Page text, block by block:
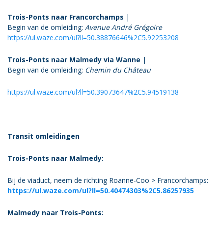
Trois-Ponts naar Francorchamps |
Begin van de omleiding: Avenue André Grégoire
https://ul.waze.com/ul?ll=50.38876646%2C5.92253208
Trois-Ponts naar Malmedy via Wanne |
Begin van de omleiding: Chemin du Château
https://ul.waze.com/ul?ll=50.39073647%2C5.94519138
Transit omleidingen
Trois-Ponts naar Malmedy:
Bij de viaduct, neem de richting Roanne-Coo > Francorchamps:
https://ul.waze.com/ul?ll=50.40474303%2C5.86257935
Malmedy naar Trois-Ponts: